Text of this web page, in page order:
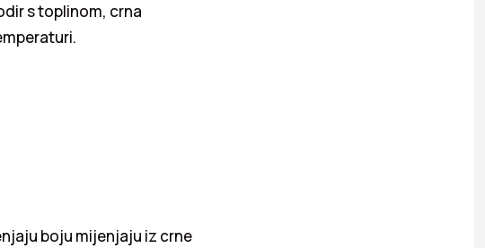
s toplinom, crna
boju mijenjaju iz crne